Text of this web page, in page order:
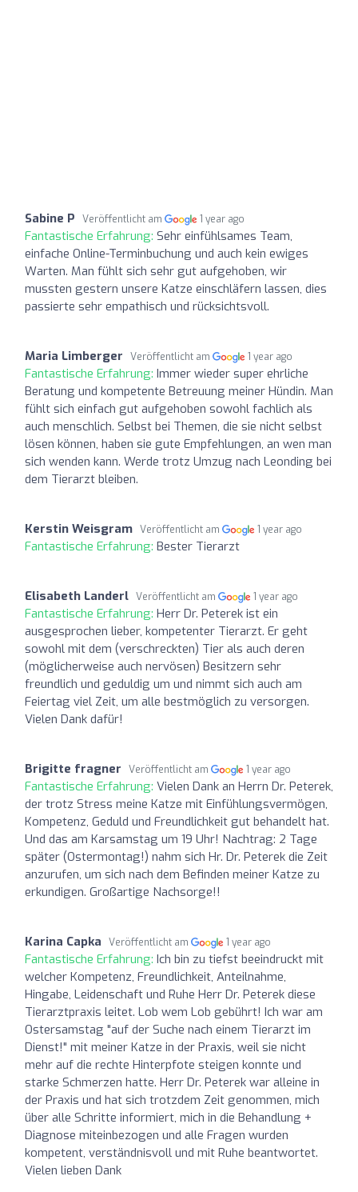
Sabine P Veröffentlicht am 1 year ago
Fantastische Erfahrung: Sehr einfühlsames Team,
einfache Online-Terminbuchung und auch kein ewiges
Warten. Man fühlt sich sehr gut aufgehoben, wir
mussten gestern unsere Katze einschläfern lassen, dies
passierte sehr empathisch und rücksichtsvoll.
Maria Limberger Veröffentlicht am 1 year ago
Fantastische Erfahrung: Immer wieder super ehrliche
Beratung und kompetente Betreuung meiner Hündin. Man
fühlt sich einfach gut aufgehoben sowohl fachlich als
auch menschlich. Selbst bei Themen, die sie nicht selbst
lösen können, haben sie gute Empfehlungen, an wen man
sich wenden kann. Werde trotz Umzug nach Leonding bei
dem Tierarzt bleiben.
Kerstin Weisgram Veröffentlicht am 1 year ago
Fantastische Erfahrung: Bester Tierarzt
Elisabeth Landerl Veröffentlicht am 1 year ago
Fantastische Erfahrung: Herr Dr. Peterek ist ein
ausgesprochen lieber, kompetenter Tierarzt. Er geht
sowohl mit dem (verschreckten) Tier als auch deren
(möglicherweise auch nervösen) Besitzern sehr
freundlich und geduldig um und nimmt sich auch am
Feiertag viel Zeit, um alle bestmöglich zu versorgen.
Vielen Dank dafür!
Brigitte fragner Veröffentlicht am 1 year ago
Fantastische Erfahrung: Vielen Dank an Herrn Dr. Peterek,
der trotz Stress meine Katze mit Einfühlungsvermögen,
Kompetenz, Geduld und Freundlichkeit gut behandelt hat.
Und das am Karsamstag um 19 Uhr! Nachtrag: 2 Tage
später (Ostermontag!) nahm sich Hr. Dr. Peterek die Zeit
anzurufen, um sich nach dem Befinden meiner Katze zu
erkundigen. Großartige Nachsorge!!
Karina Capka Veröffentlicht am 1 year ago
Fantastische Erfahrung: Ich bin zu tiefst beeindruckt mit
welcher Kompetenz, Freundlichkeit, Anteilnahme,
Hingabe, Leidenschaft und Ruhe Herr Dr. Peterek diese
Tierarztpraxis leitet. Lob wem Lob gebührt! Ich war am
Ostersamstag "auf der Suche nach einem Tierarzt im
Dienst!" mit meiner Katze in der Praxis, weil sie nicht
mehr auf die rechte Hinterpfote steigen konnte und
starke Schmerzen hatte. Herr Dr. Peterek war alleine in
der Praxis und hat sich trotzdem Zeit genommen, mich
über alle Schritte informiert, mich in die Behandlung +
Diagnose miteinbezogen und alle Fragen wurden
kompetent, verständnisvoll und mit Ruhe beantwortet.
Vielen lieben Dank